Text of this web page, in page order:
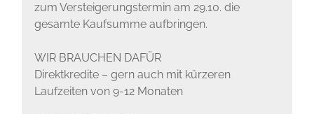
zum Versteigerungstermin am 29.10. die
gesamte Kaufsumme aufbringen.
WIR BRAUCHEN DAFÜR
Direktkredite – gern auch mit kürzeren
Laufzeiten von 9-12 Monaten